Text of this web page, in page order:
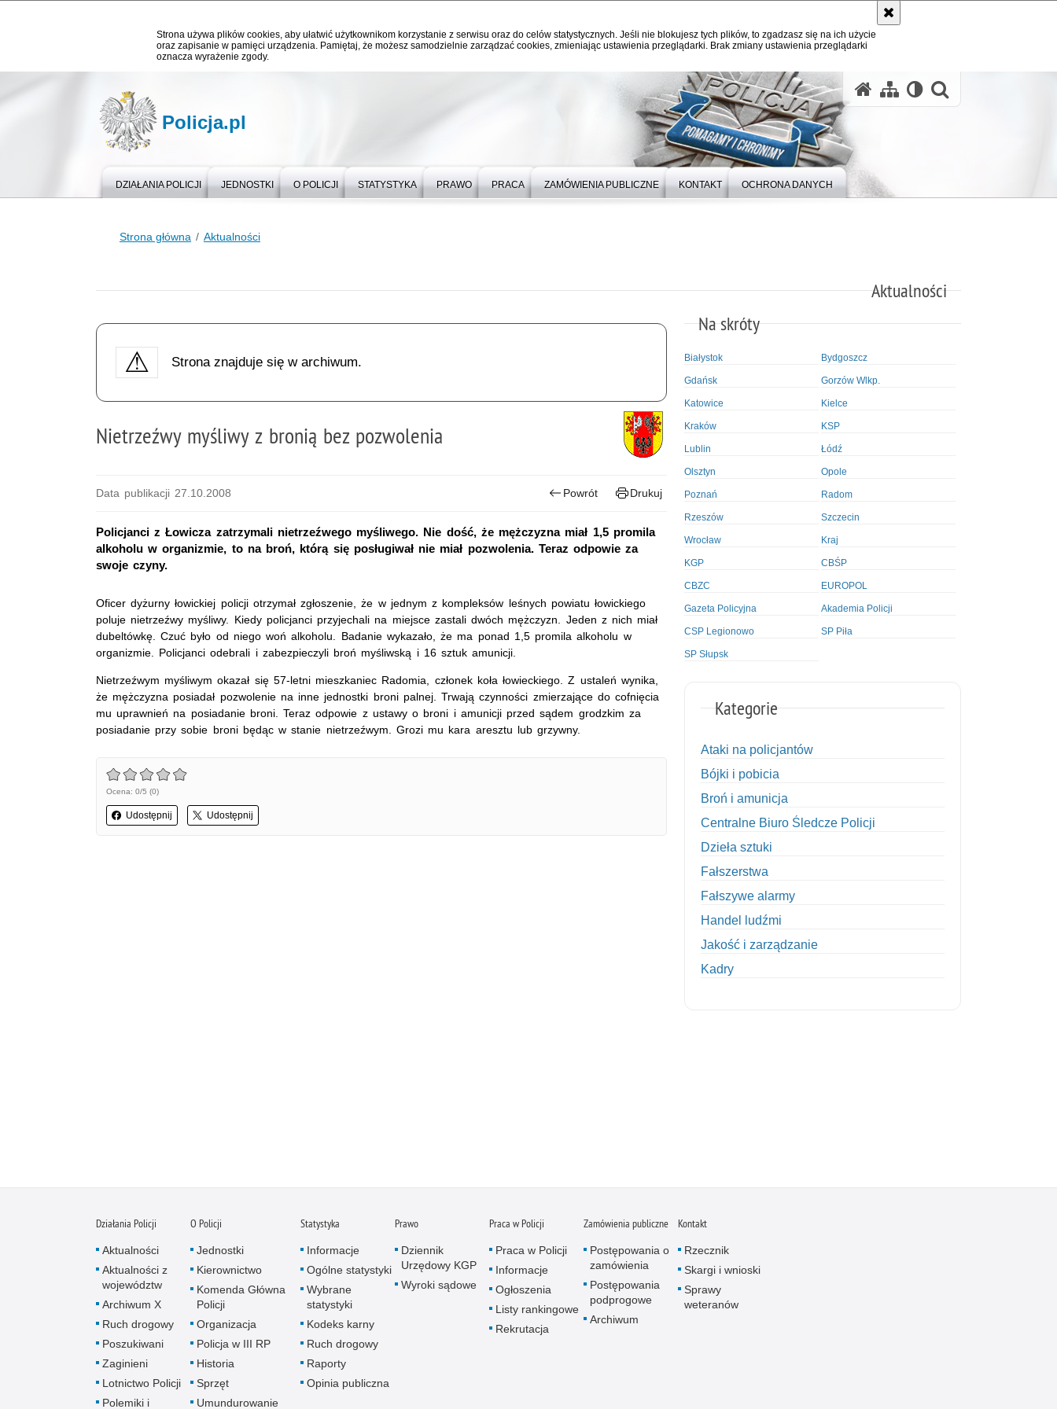
Strona używa plików cookies, aby ułatwić użytkownikom korzystanie z serwisu oraz do celów statystycznych. Jeśli nie blokujesz tych plików, to zgadzasz się na ich użycie
oraz zapisanie w pamięci urządzenia. Pamiętaj, że możesz samodzielnie zarządzać cookies, zmieniając ustawienia przeglądarki. Brak zmiany ustawienia przeglądarki
oznacza wyrażenie zgody.
Policja.pl
DZIAŁANIA POLICJI JEDNOSTKI O POLICJI STATYSTYKA PRAWO PRACA ZAMÓWIENIA PUBLICZNE KONTAKT OCHRONA DANYCH
Strona główna Aktualności
Aktualności
Strona znajduje się w archiwum.
Nietrzeźwy myśliwy z bronią bez pozwolenia
Data publikacji 27.10.2008 Powrót Drukuj
Policjanci z Łowicza zatrzymali nietrzeźwego myśliwego. Nie dość, że mężczyzna miał 1,5 promila
alkoholu w organizmie, to na broń, którą się posługiwał nie miał pozwolenia. Teraz odpowie za
swoje czyny.
Oficer dyżurny łowickiej policji otrzymał zgłoszenie, że w jednym z kompleksów leśnych powiatu łowickiego
poluje nietrzeźwy myśliwy. Kiedy policjanci przyjechali na miejsce zastali dwóch mężczyzn. Jeden z nich miał
dubeltówkę. Czuć było od niego woń alkoholu. Badanie wykazało, że ma ponad 1,5 promila alkoholu w
organizmie. Policjanci odebrali i zabezpieczyli broń myśliwską i 16 sztuk amunicji.
Nietrzeźwym myśliwym okazał się 57-letni mieszkaniec Radomia, członek koła łowieckiego. Z ustaleń wynika,
że mężczyzna posiadał pozwolenie na inne jednostki broni palnej. Trwają czynności zmierzające do cofnięcia
mu uprawnień na posiadanie broni. Teraz odpowie z ustawy o broni i amunicji przed sądem grodzkim za
posiadanie przy sobie broni będąc w stanie nietrzeźwym. Grozi mu kara aresztu lub grzywny.
Ocena: 0/5 (0)
Udostępnij Udostępnij
Na skróty
Białystok Bydgoszcz
Gdańsk Gorzów Wlkp.
Katowice Kielce
Kraków KSP
Lublin Łódź
Olsztyn Opole
Poznań Radom
Rzeszów Szczecin
Wrocław Kraj
KGP CBŚP
CBZC EUROPOL
Gazeta Policyjna Akademia Policji
CSP Legionowo SP Piła
SP Słupsk
Kategorie
Ataki na policjantów
Bójki i pobicia
Broń i amunicja
Centralne Biuro Śledcze Policji
Dzieła sztuki
Fałszerstwa
Fałszywe alarmy
Handel ludźmi
Jakość i zarządzanie
Kadry
Nietrzeźwi kierujący
Nietrzeźwi opiekunowie
Działania Policji
Aktualności
Aktualności z
województw
Archiwum X
Ruch drogowy
Poszukiwani
Zaginieni
Lotnictwo Policji
Polemiki i
O Policji
Jednostki
Kierownictwo
Komenda Główna
Policji
Organizacja
Policja w III RP
Historia
Sprzęt
Umundurowanie
Statystyka
Informacje
Ogólne statystyki
Wybrane
statystyki
Kodeks karny
Ruch drogowy
Raporty
Opinia publiczna
Prawo
Dziennik
Urzędowy KGP
Wyroki sądowe
Praca w Policji
Praca w Policji
Informacje
Ogłoszenia
Listy rankingowe
Rekrutacja
Zamówienia publiczne
Postępowania o
zamówienia
Postępowania
podprogowe
Archiwum
Kontakt
Rzecznik
Skargi i wnioski
Sprawy
weteranów